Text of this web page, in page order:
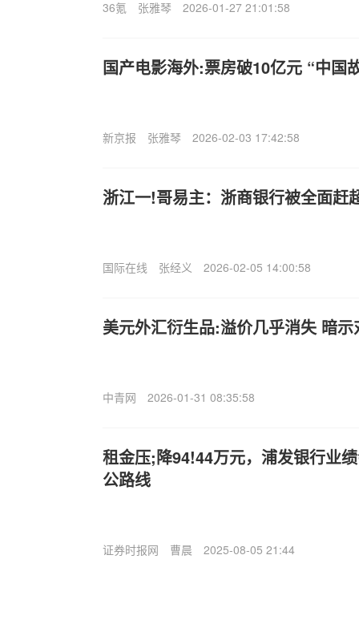
36氪 张雅琴 2026-01-27 21:01:58
国产电影海外:票房破10亿元 “中国
新京报 张雅琴 2026-02-03 17:42:58
浙江一!哥易主：浙商银行被全面赶
国际在线 张经义 2026-02-05 14:00:58
美元外汇衍生品:溢价几乎消失 暗
中青网 2026-01-31 08:35:58
租金压;降94!44万元，浦发银行业
公路线
证券时报网 曹晨 2025-08-05 21:44